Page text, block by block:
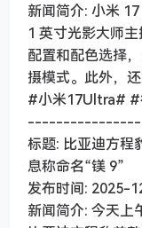
新闻简介: 小米
1 英寸光影大师
配置和配色选择
摄模式。此外，
#小米17Ultra#
标题: 比亚迪方程
息称命名“镁 9”
发布时间: 2025-
新闻简介: 今天上